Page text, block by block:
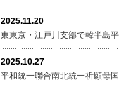
2025.11.20
東東京・江戸川支部で韓半島
2025.10.27
平和統一聯合南北統一祈願母